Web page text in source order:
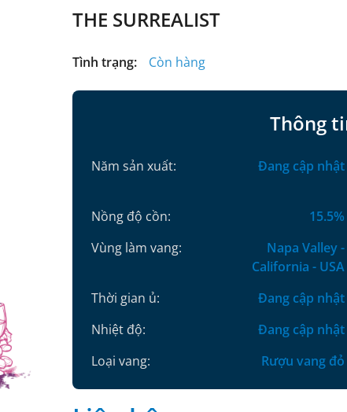
THE SURREALIST
Tình trạng: Còn hàng
Thông
Năm sản xuất: Đang cập nhật
Nồng độ cồn:
15.5%
Vùng làm vang:
Napa Valley -
California - USA
Thời gian ủ: Đang cập nhật
Nhiệt độ:
Đang cập nhật
Loại vang:
Rượu vang đỏ